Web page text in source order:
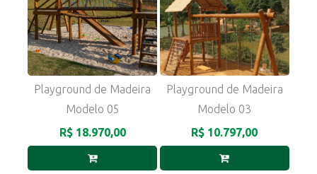
Playground de Madeira
Modelo 05
R$ 18.970,00
Playground de Madeira
Modelo 03
R$ 10.797,00